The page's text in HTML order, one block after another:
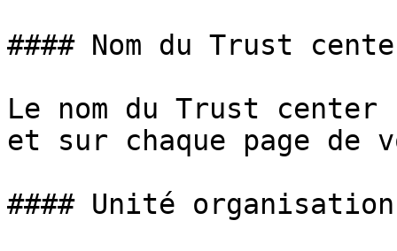
#### Nom du Trust
Le nom du Trust
et sur chaque page
#### Unité